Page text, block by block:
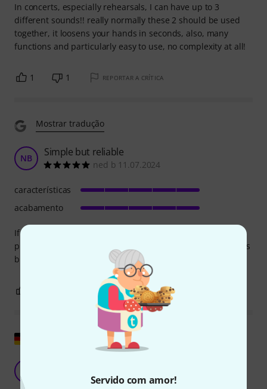
Servido com amor!
In concerts, especially rehearsals, I can have up to 3
different sounds!! really normally these 2 should be used
together, it loosens your hands in seconds, also, many
functions and particularly easy to use, no complexity at all!
1 1 REPORTAR A CRÍTICA
Mostrar tradução
NB Simple but reliable
ned b 11.07.2024
If you prefer or own strymon pedals, strymon multiswitch
plus is must have. It will open a new field of possibilities. Its
built sturdy and easy to connect.
características
acabamento
REPORTAR A CRÍTICA
Marshall F. 09.02.2021